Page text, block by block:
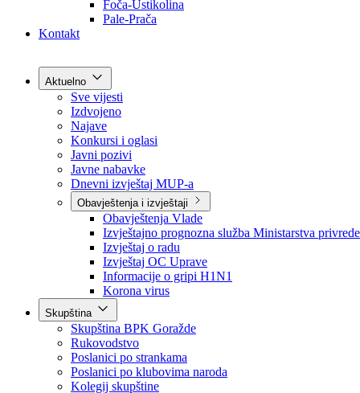
Općine
Kontakt
Aktuelno
Sve vijesti
Izdvojeno
Najave
Konkursi i oglasi
Javni pozivi
Javne nabavke
Dnevni izvještaj MUP-a
Obavještenja i izvještaji
Obavještenja Vlade
Izvještajno prognozna služba Ministarstva privrede
Izvještaj o radu
Izvještaj OC Uprave
Informacije o gripi H1N1
Korona virus
Skupština
Skupština BPK Goražde
Rukovodstvo